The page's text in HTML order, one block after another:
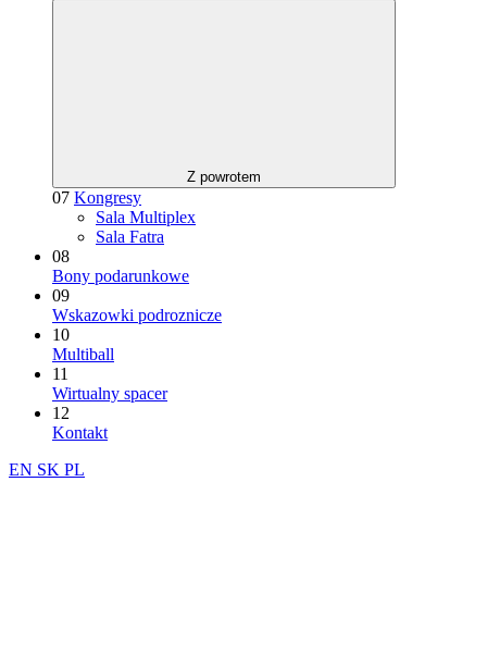
Z powrotem
07 Kongresy
Sala Multiplex
Sala Fatra
08
Bony podarunkowe
09
Wskazowki podroznicze
10
Multiball
11
Wirtualny spacer
12
Kontakt
EN SK PL